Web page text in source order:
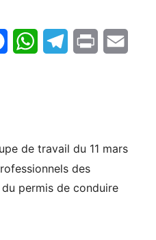
FacebookWhatsAppTelegram
Print
de travail du 11 mars
des
permis de conduire